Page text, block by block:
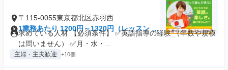
〒115-0055東京都北区赤羽西
1業務あたり 1200円～1320円（レッスン 60
分）
求めている人材 【必須条件】 ✅英語指導の経験 （年数や規模
は問いません） ✅月・水・...
主婦・主夫歓迎 +10個